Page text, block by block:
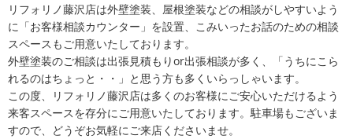
リフォリノ藤沢店は外壁塗装、屋根塗装などの相談がしやすいよう
に「お客様相談カウンター」を設置、こみいったお話のための相談
スペースもご用意いたしております。
外壁塗装のご相談は出張見積もりor出張相談が多く、「うちにこら
れるのはちょっと・・」と思う方も多くいらっしゃいます。
この度、リフォリノ藤沢店は多くのお客様にご安心いただけるよう
来客スペースを存分にご用意いたしております。駐車場もございま
すので、どうぞお気軽にご来店くださいませ。